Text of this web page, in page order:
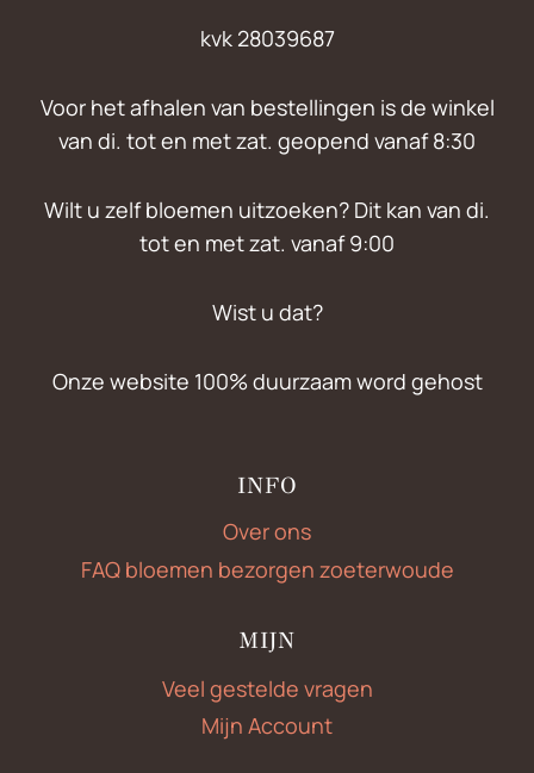
kvk 28039687
Voor het afhalen van bestellingen is de winkel
van di. tot en met zat. geopend vanaf 8:30
Wilt u zelf bloemen uitzoeken? Dit kan van di.
tot en met zat. vanaf 9:00
Wist u dat?
Onze website 100% duurzaam word gehost
INFO
Over ons
FAQ bloemen bezorgen zoeterwoude
MIJN
Veel gestelde vragen
Mijn Account